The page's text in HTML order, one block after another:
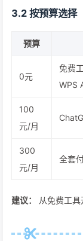
3.2 按预算选择
预算
0元
免费
WPS
100
元/月
300
元/月
全套
建议： 从免费工具